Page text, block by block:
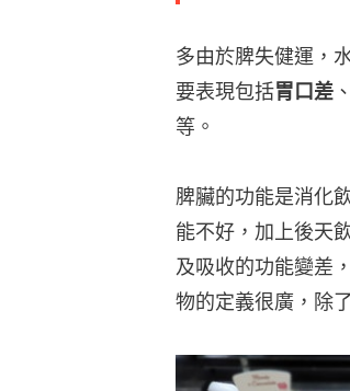
多由於脾失健運，
要表現包括胃口差 、
等。
脾臟的功能是消化
能不好，加上後天
及吸收的功能變差
物的定義很廣，除